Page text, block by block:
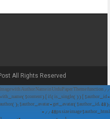
All Rights Reserved.
Image with Author Name in UrduPaper Theme function
{ if (is_single()) { $author_id =
$author_avatar = get_avatar($author_id, 48);
// 48px size image $author_html = '